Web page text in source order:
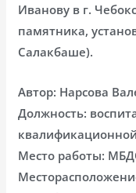
Иванову в г.
памятника,
Салакбаше).
Автор: Нарсова
Должность:
Место работы: